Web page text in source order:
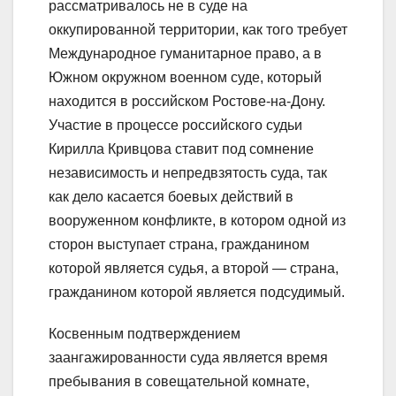
рассматривалось не в суде на
оккупированной территории, как того требует
Международное гуманитарное право, а в
Южном окружном военном суде, который
находится в российском Ростове-на-Дону.
Участие в процессе российского судьи
Кирилла Кривцова ставит под сомнение
независимость и непредвзятость суда, так
как дело касается боевых действий в
вооруженном конфликте, в котором одной из
сторон выступает страна, гражданином
которой является судья, а второй — страна,
гражданином которой является подсудимый.
Косвенным подтверждением
заангажированности суда является время
пребывания в совещательной комнате,